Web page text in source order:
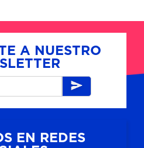
A NUESTRO
EN REDES